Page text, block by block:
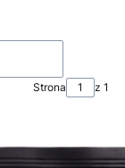
Strona z 1